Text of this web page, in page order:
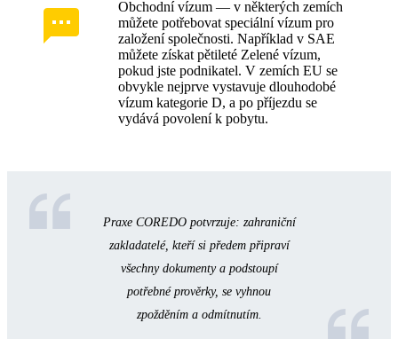
Obchodní vízum — v některých zemích
můžete potřebovat speciální vízum pro
založení společnosti. Například v SAE
můžete získat pětileté Zelené vízum,
pokud jste podnikatel. V zemích EU se
obvykle nejprve vystavuje dlouhodobé
vízum kategorie D, a po příjezdu se
vydává povolení k pobytu.
Praxe COREDO potvrzuje: zahraniční
zakladatelé, kteří si předem připraví
všechny dokumenty a podstoupí
potřebné prověrky, se vyhnou
zpožděním a odmítnutím.